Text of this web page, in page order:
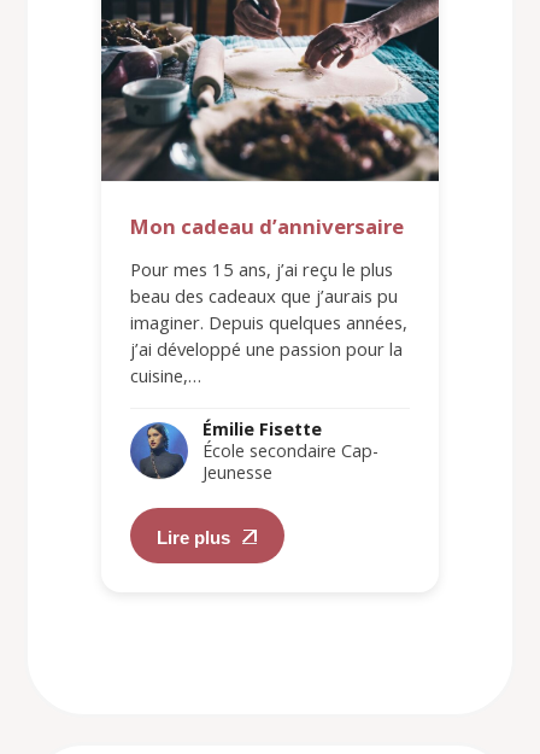
Mon cadeau d’anniversaire
Pour mes 15 ans, j’ai reçu le plus
beau des cadeaux que j’aurais pu
imaginer. Depuis quelques années,
j’ai développé une passion pour la
cuisine,…
Émilie Fisette
École secondaire Cap-
Jeunesse
Lire plus